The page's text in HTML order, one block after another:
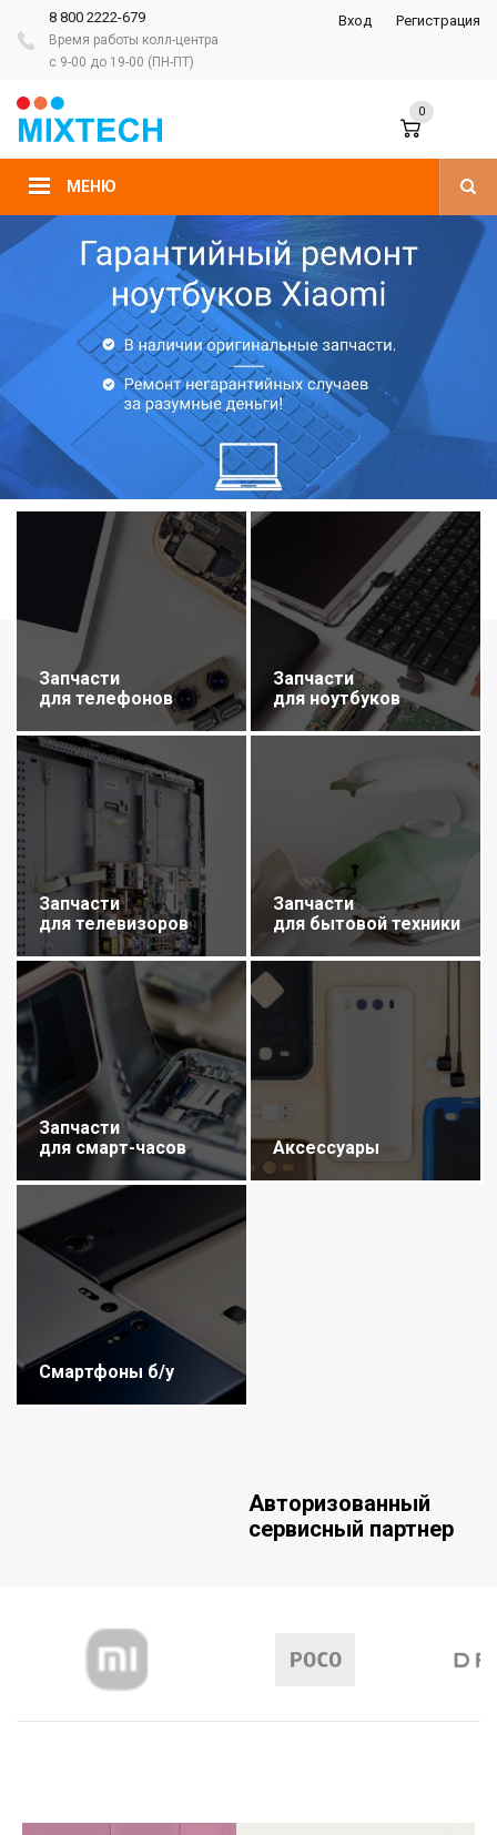
8 800 2222-679
Время работы колл-центра
с 9-00 до 19-00 (ПН-ПТ)
Вход Регистрация
МЕНЮ
0
Запчасти
для телефонов
Запчасти
для ноутбуков
Запчасти
для телевизоров
Запчасти
для бытовой техники
Запчасти
для смарт-часов
Аксессуары
Смартфоны б/у
Авторизованный
сервисный партнер